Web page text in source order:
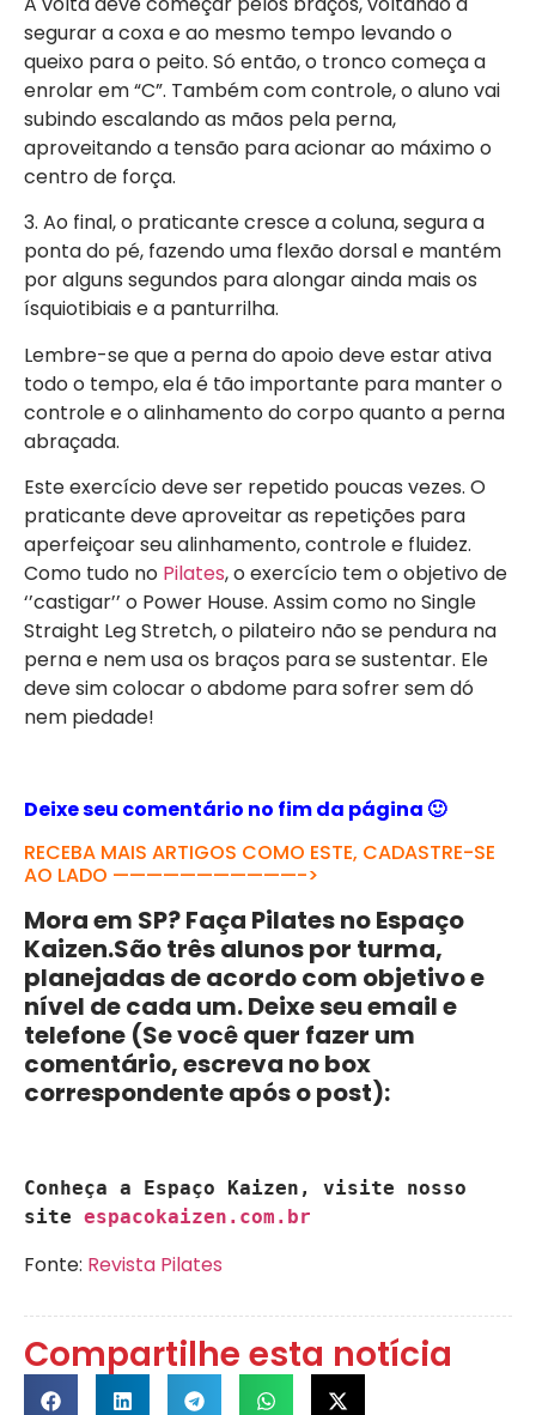
segurar a coxa e ao mesmo tempo levando o
queixo para o peito. Só então, o tronco começa a
enrolar em “C”. Também com controle, o aluno vai
subindo escalando as mãos pela perna,
aproveitando a tensão para acionar ao máximo o
centro de força.
3. Ao final, o praticante cresce a coluna, segura a
ponta do pé, fazendo uma flexão dorsal e mantém
por alguns segundos para alongar ainda mais os
ísquiotibiais e a panturrilha.
Lembre-se que a perna do apoio deve estar ativa
todo o tempo, ela é tão importante para manter o
controle e o alinhamento do corpo quanto a perna
abraçada.
Este exercício deve ser repetido poucas vezes. O
praticante deve aproveitar as repetições para
aperfeiçoar seu alinhamento, controle e fluidez.
Como tudo no Pilates, o exercício tem o objetivo de
‘’castigar’’ o Power House. Assim como no Single
Straight Leg Stretch, o pilateiro não se pendura na
perna e nem usa os braços para se sustentar. Ele
deve sim colocar o abdome para sofrer sem dó
nem piedade!
Deixe seu comentário no fim da página 🙂
RECEBA MAIS ARTIGOS COMO ESTE, CADASTRE-SE
AO LADO ———————————->
Mora em SP? Faça Pilates no Espaço
Kaizen.São três alunos por turma,
planejadas de acordo com objetivo e
nível de cada um. Deixe seu email e
telefone (Se você quer fazer um
comentário, escreva no box
correspondente após o post):
Conheça a Espaço Kaizen, visite nosso
site espacokaizen.com.br
Fonte: Revista Pilates
Compartilhe esta notícia